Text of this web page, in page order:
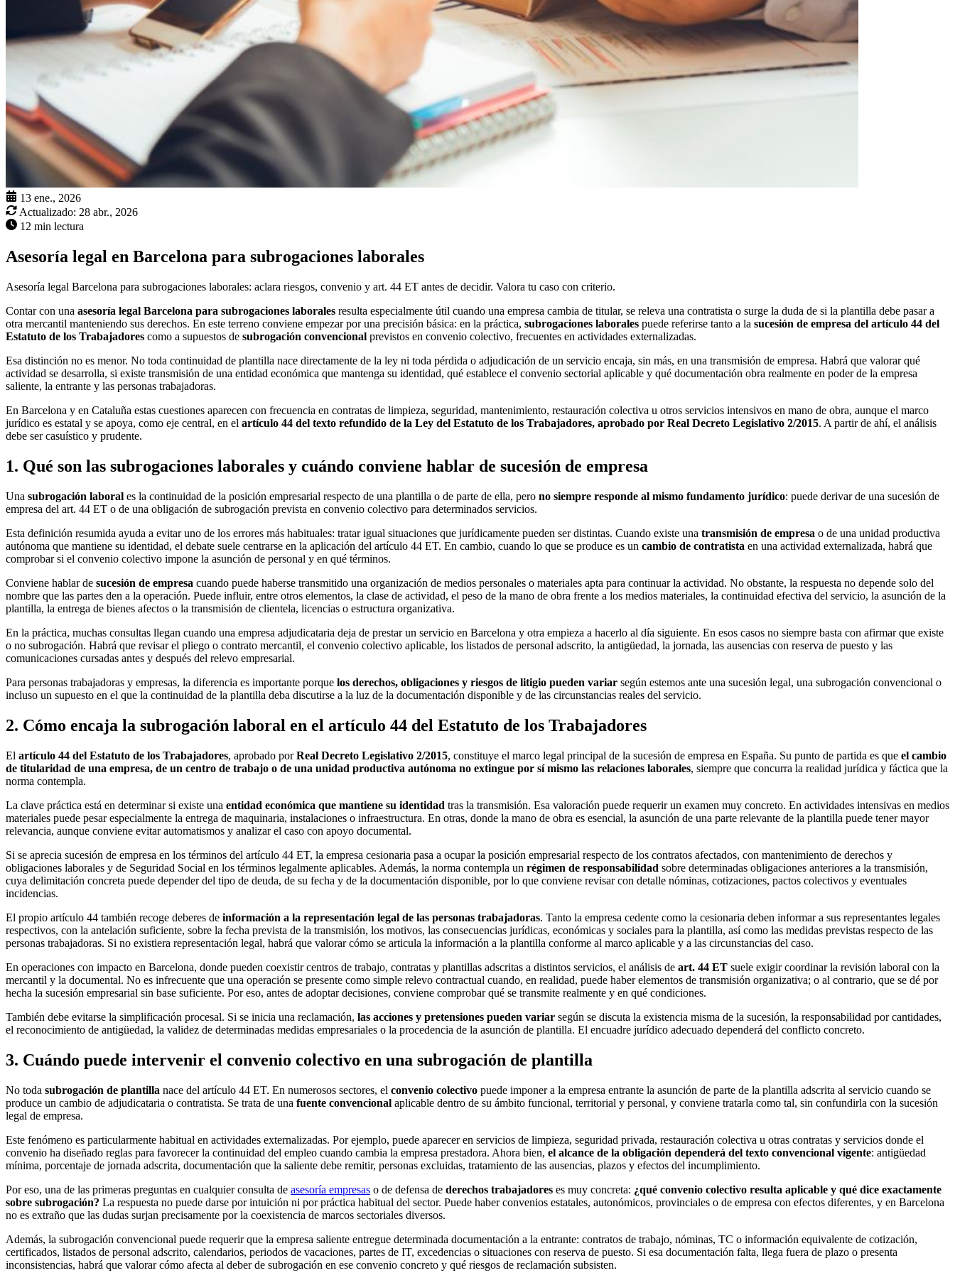
13 ene., 2026
Actualizado: 28 abr., 2026
12 min lectura
Asesoría legal en Barcelona para subrogaciones laborales
Asesoría legal Barcelona para subrogaciones laborales: aclara riesgos, convenio y art. 44 ET antes de decidir. Valora tu caso con criterio.
Contar con una asesoría legal Barcelona para subrogaciones laborales resulta especialmente útil cuando una empresa cambia de titular, se releva una contratista o surge la duda de si la plantilla debe pasar a
otra mercantil manteniendo sus derechos. En este terreno conviene empezar por una precisión básica: en la práctica, subrogaciones laborales puede referirse tanto a la sucesión de empresa del artículo 44 del
Estatuto de los Trabajadores como a supuestos de subrogación convencional previstos en convenio colectivo, frecuentes en actividades externalizadas.
Esa distinción no es menor. No toda continuidad de plantilla nace directamente de la ley ni toda pérdida o adjudicación de un servicio encaja, sin más, en una transmisión de empresa. Habrá que valorar qué
actividad se desarrolla, si existe transmisión de una entidad económica que mantenga su identidad, qué establece el convenio sectorial aplicable y qué documentación obra realmente en poder de la empresa
saliente, la entrante y las personas trabajadoras.
En Barcelona y en Cataluña estas cuestiones aparecen con frecuencia en contratas de limpieza, seguridad, mantenimiento, restauración colectiva u otros servicios intensivos en mano de obra, aunque el marco
jurídico es estatal y se apoya, como eje central, en el artículo 44 del texto refundido de la Ley del Estatuto de los Trabajadores, aprobado por Real Decreto Legislativo 2/2015. A partir de ahí, el análisis
debe ser casuístico y prudente.
1. Qué son las subrogaciones laborales y cuándo conviene hablar de sucesión de empresa
Una subrogación laboral es la continuidad de la posición empresarial respecto de una plantilla o de parte de ella, pero no siempre responde al mismo fundamento jurídico: puede derivar de una sucesión de
empresa del art. 44 ET o de una obligación de subrogación prevista en convenio colectivo para determinados servicios.
Esta definición resumida ayuda a evitar uno de los errores más habituales: tratar igual situaciones que jurídicamente pueden ser distintas. Cuando existe una transmisión de empresa o de una unidad productiva
autónoma que mantiene su identidad, el debate suele centrarse en la aplicación del artículo 44 ET. En cambio, cuando lo que se produce es un cambio de contratista en una actividad externalizada, habrá que
comprobar si el convenio colectivo impone la asunción de personal y en qué términos.
Conviene hablar de sucesión de empresa cuando puede haberse transmitido una organización de medios personales o materiales apta para continuar la actividad. No obstante, la respuesta no depende solo del
nombre que las partes den a la operación. Puede influir, entre otros elementos, la clase de actividad, el peso de la mano de obra frente a los medios materiales, la continuidad efectiva del servicio, la asunción de la
plantilla, la entrega de bienes afectos o la transmisión de clientela, licencias o estructura organizativa.
En la práctica, muchas consultas llegan cuando una empresa adjudicataria deja de prestar un servicio en Barcelona y otra empieza a hacerlo al día siguiente. En esos casos no siempre basta con afirmar que existe
o no subrogación. Habrá que revisar el pliego o contrato mercantil, el convenio colectivo aplicable, los listados de personal adscrito, la antigüedad, la jornada, las ausencias con reserva de puesto y las
comunicaciones cursadas antes y después del relevo empresarial.
Para personas trabajadoras y empresas, la diferencia es importante porque los derechos, obligaciones y riesgos de litigio pueden variar según estemos ante una sucesión legal, una subrogación convencional o
incluso un supuesto en el que la continuidad de la plantilla deba discutirse a la luz de la documentación disponible y de las circunstancias reales del servicio.
2. Cómo encaja la subrogación laboral en el artículo 44 del Estatuto de los Trabajadores
El artículo 44 del Estatuto de los Trabajadores, aprobado porReal Decreto Legislativo 2/2015, constituye el marco legal principal de la sucesión de empresa en España. Su punto de partida es que el cambio
de titularidad de una empresa, de un centro de trabajo o de una unidad productiva autónoma no extingue por sí mismo las relaciones laborales, siempre que concurra la realidad jurídica y fáctica que la
norma contempla.
La clave práctica está en determinar si existe una entidad económica que mantiene su identidad tras la transmisión. Esa valoración puede requerir un examen muy concreto. En actividades intensivas en medios
materiales puede pesar especialmente la entrega de maquinaria, instalaciones o infraestructura. En otras, donde la mano de obra es esencial, la asunción de una parte relevante de la plantilla puede tener mayor
relevancia, aunque conviene evitar automatismos y analizar el caso con apoyo documental.
Si se aprecia sucesión de empresa en los términos del artículo 44 ET, la empresa cesionaria pasa a ocupar la posición empresarial respecto de los contratos afectados, con mantenimiento de derechos y
obligaciones laborales y de Seguridad Social en los términos legalmente aplicables. Además, la norma contempla un régimen de responsabilidad sobre determinadas obligaciones anteriores a la transmisión,
cuya delimitación concreta puede depender del tipo de deuda, de su fecha y de la documentación disponible, por lo que conviene revisar con detalle nóminas, cotizaciones, pactos colectivos y eventuales
incidencias.
El propio artículo 44 también recoge deberes de información a la representación legal de las personas trabajadoras. Tanto la empresa cedente como la cesionaria deben informar a sus representantes legales
respectivos, con la antelación suficiente, sobre la fecha prevista de la transmisión, los motivos, las consecuencias jurídicas, económicas y sociales para la plantilla, así como las medidas previstas respecto de las
personas trabajadoras. Si no existiera representación legal, habrá que valorar cómo se articula la información a la plantilla conforme al marco aplicable y a las circunstancias del caso.
En operaciones con impacto en Barcelona, donde pueden coexistir centros de trabajo, contratas y plantillas adscritas a distintos servicios, el análisis de art. 44 ET suele exigir coordinar la revisión laboral con la
mercantil y la documental. No es infrecuente que una operación se presente como simple relevo contractual cuando, en realidad, puede haber elementos de transmisión organizativa; o al contrario, que se dé por
hecha la sucesión empresarial sin base suficiente. Por eso, antes de adoptar decisiones, conviene comprobar qué se transmite realmente y en qué condiciones.
También debe evitarse la simplificación procesal. Si se inicia una reclamación, las acciones y pretensiones pueden variar según se discuta la existencia misma de la sucesión, la responsabilidad por cantidades,
el reconocimiento de antigüedad, la validez de determinadas medidas empresariales o la procedencia de la asunción de plantilla. El encuadre jurídico adecuado dependerá del conflicto concreto.
3. Cuándo puede intervenir el convenio colectivo en una subrogación de plantilla
No toda subrogación de plantilla nace del artículo 44 ET. En numerosos sectores, el convenio colectivo puede imponer a la empresa entrante la asunción de parte de la plantilla adscrita al servicio cuando se
produce un cambio de adjudicataria o contratista. Se trata de una fuente convencional aplicable dentro de su ámbito funcional, territorial y personal, y conviene tratarla como tal, sin confundirla con la sucesión
legal de empresa.
Este fenómeno es particularmente habitual en actividades externalizadas. Por ejemplo, puede aparecer en servicios de limpieza, seguridad privada, restauración colectiva u otras contratas y servicios donde el
convenio ha diseñado reglas para favorecer la continuidad del empleo cuando cambia la empresa prestadora. Ahora bien, el alcance de la obligación dependerá del texto convencional vigente: antigüedad
mínima, porcentaje de jornada adscrita, documentación que la saliente debe remitir, personas excluidas, tratamiento de las ausencias, plazos y efectos del incumplimiento.
Por eso, una de las primeras preguntas en cualquier consulta de asesoría empresas o de defensa de derechos trabajadores es muy concreta: ¿qué convenio colectivo resulta aplicable y qué dice exactamente
sobre subrogación? La respuesta no puede darse por intuición ni por práctica habitual del sector. Puede haber convenios estatales, autonómicos, provinciales o de empresa con efectos diferentes, y en Barcelona
no es extraño que las dudas surjan precisamente por la coexistencia de marcos sectoriales diversos.
Además, la subrogación convencional puede requerir que la empresa saliente entregue determinada documentación a la entrante: contratos de trabajo, nóminas, TC o información equivalente de cotización,
certificados, listados de personal adscrito, calendarios, periodos de vacaciones, partes de IT, excedencias o situaciones con reserva de puesto. Si esa documentación falta, llega fuera de plazo o presenta
inconsistencias, habrá que valorar cómo afecta al deber de subrogación en ese convenio concreto y qué riesgos de reclamación subsisten.